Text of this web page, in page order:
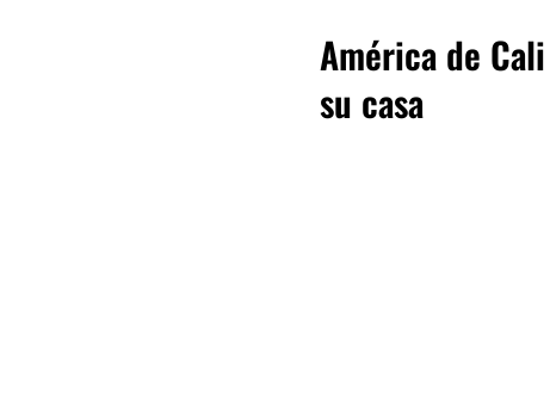
América de
su casa